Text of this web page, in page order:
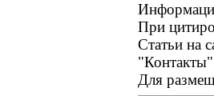
При
Статьи на
"Контакты"
Для